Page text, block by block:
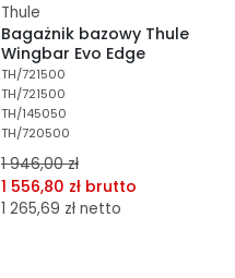
Thule
Bagażnik bazowy Thule
Wingbar Evo Edge
TH/721500
TH/721500
TH/145050
TH/720500
1 946,00 zł
1 556,80 zł brutto
1 265,69 zł netto